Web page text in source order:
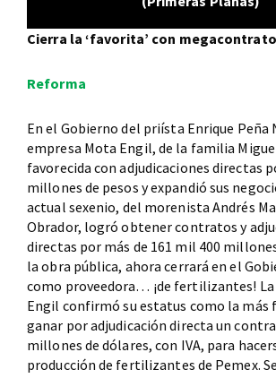
Cierra la ‘favorita’ con
Reforma
En el Gobierno del priísta Enrique Peña
empresa Mota Engil, de la familia
favorecida con adjudicaciones directas
millones de pesos y expandió sus
actual sexenio, del morenista Andrés
Obrador, logró obtener contratos y
directas por más de 161 mil 400 millones
la obra pública, ahora cerrará en el
como proveedora… ¡de fertilizantes!
Engil confirmó su estatus como la más
ganar por adjudicación directa un
millones de dólares, con IVA, para
producción de fertilizantes de Pemex.